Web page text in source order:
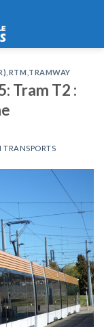
RTM TRAMWAY
Tram T2 :
TRANSPORTS